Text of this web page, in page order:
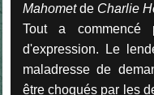
Mahometde Charlie
Tout a
d'expression. Le
maladresse de
être choqués par les